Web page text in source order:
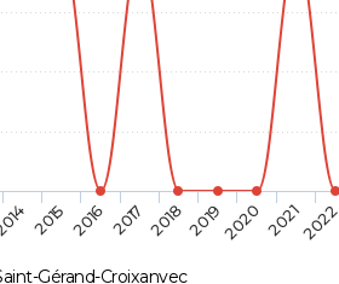
Gérand-Croixanvec
2015 2016 2017 201820192020 20212022